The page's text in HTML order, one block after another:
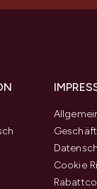
Cookie